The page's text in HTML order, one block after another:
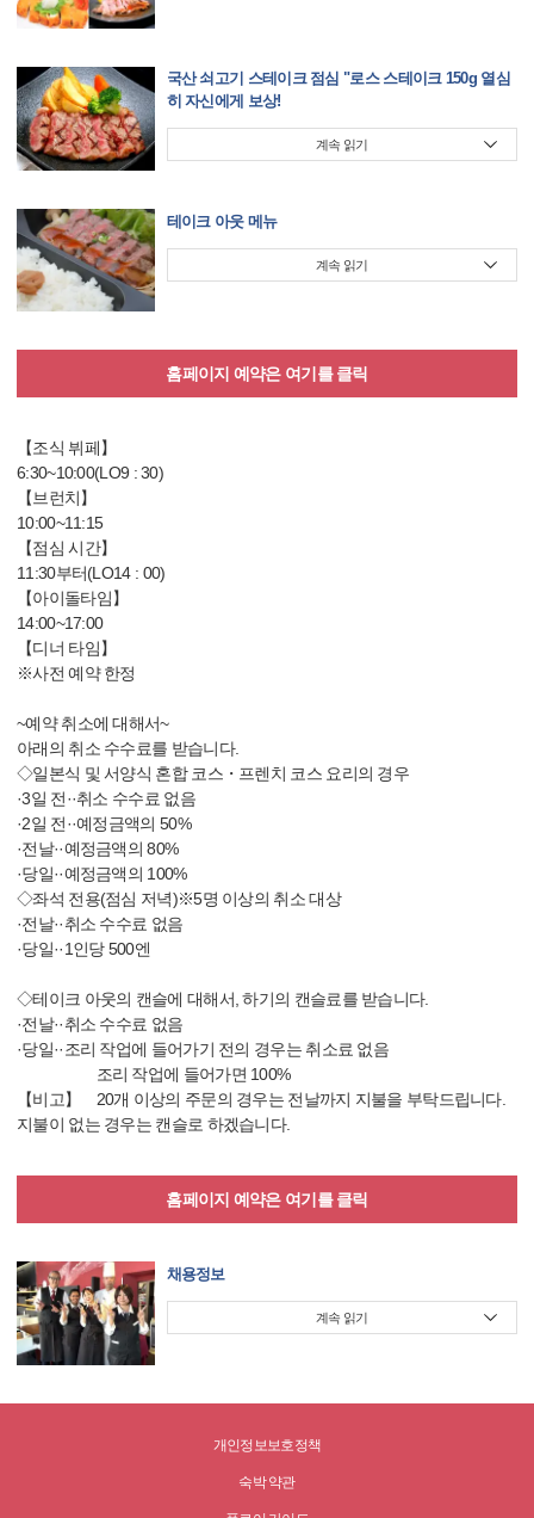
국산 쇠고기 스테이크 점심 "로스 스테이크 150g 열심
히 자신에게 보상!
계속 읽기
테이크 아웃 메뉴
계속 읽기
홈페이지 예약은 여기를 클릭
【조식 뷔페】
6:30~10:00(LO9 : 30)
【브런치】
10:00~11:15
【점심 시간】
11:30부터(LO14 : 00)
【아이돌타임】
14:00~17:00
【디너 타임】
※사전 예약 한정
~예약 취소에 대해서~
아래의 취소 수수료를 받습니다.
◇일본식 및 서양식 혼합 코스・프렌치 코스 요리의 경우
·3일 전··취소 수수료 없음
·2일 전··예정금액의 50%
·전날··예정금액의 80%
·당일··예정금액의 100%
◇좌석 전용(점심 저녁)※5명 이상의 취소 대상
·전날··취소 수수료 없음
·당일··1인당 500엔
◇테이크 아웃의 캔슬에 대해서, 하기의 캔슬료를 받습니다.
·전날··취소 수수료 없음
·당일··조리 작업에 들어가기 전의 경우는 취소료 없음
조리 작업에 들어가면 100%
【비고】 20개 이상의 주문의 경우는 전날까지 지불을 부탁드립니다.
지불이 없는 경우는 캔슬로 하겠습니다.
홈페이지 예약은 여기를 클릭
채용정보
계속 읽기
개인정보보호정책
숙박 약관